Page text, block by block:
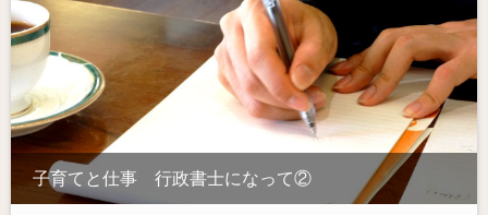
子育てと仕事 行政書士になって②